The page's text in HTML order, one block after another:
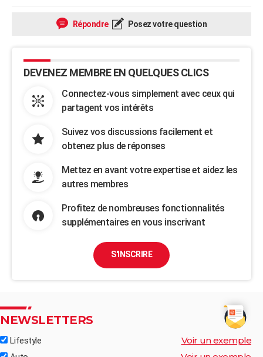
Répondre Posez votre question
DEVENEZ MEMBRE EN QUELQUES CLICS
Connectez-vous simplement avec ceux qui
partagent vos intérêts
Suivez vos discussions facilement et
obtenez plus de réponses
Mettez en avant votre expertise et aidez les
autres membres
Profitez de nombreuses fonctionnalités
supplémentaires en vous inscrivant
S'INSCRIRE
NEWSLETTERS
Lifestyle Voir un exemple